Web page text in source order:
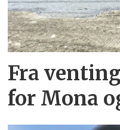
Fra
for Mona